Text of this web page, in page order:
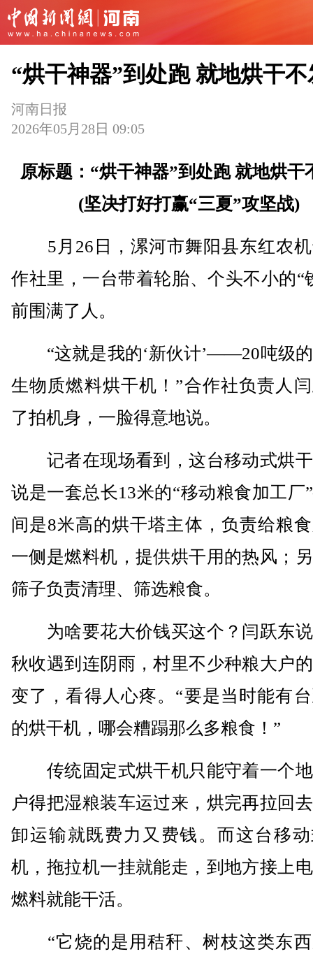
“烘干神器”到处跑 就地烘干
河南日报
2026年05月28日 09:05
原标题：“烘干神器”到处跑 就地烘干
(坚决打好打赢“三夏”攻坚战)
5月26日，漯河市舞阳县东红农机
作社里，一台带着轮胎、个头不小的“
前围满了人。
“这就是我的‘新伙计’——20吨级的
生物质燃料烘干机！”合作社负责人
了拍机身，一脸得意地说。
记者在现场看到，这台移动式烘
说是一套总长13米的“移动粮食加工
间是8米高的烘干塔主体，负责给粮
一侧是燃料机，提供烘干用的热风；
筛子负责清理、筛选粮食。
为啥要花大价钱买这个？闫跃东
秋收遇到连阴雨，村里不少种粮大户
变了，看得人心疼。“要是当时能有
的烘干机，哪会糟蹋那么多粮食！”
传统固定式烘干机只能守着一个
户得把湿粮装车运过来，烘完再拉回
卸运输就既费力又费钱。而这台移
机，拖拉机一挂就能走，到地方接上
燃料就能干活。
“它烧的是用秸秆、树枝这类东西